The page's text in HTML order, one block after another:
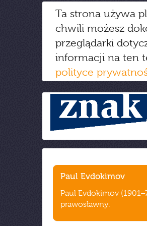
Ta strona używa
chwili możesz
przeglądarki
informacji na ten
polityce
Paul Evdokimov
Paul Evdokimov
prawosławny.